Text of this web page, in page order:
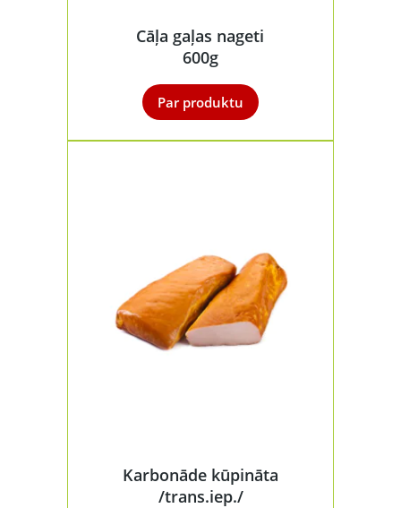
Cāļa gaļas nageti
600g
Par produktu
Karbonāde kūpināta
/trans.iep./